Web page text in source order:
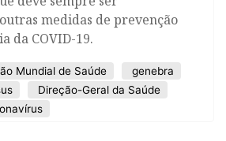
medidas de prevenção
da COVID-19.
Mundial de Saúde
genebra
Direção-Geral da Saúde